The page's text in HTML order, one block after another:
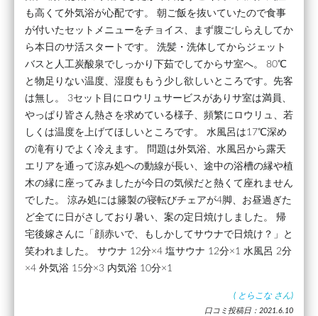
も高くて外気浴が心配です。 朝ご飯を抜いていたので食事
が付いたセットメニューをチョイス、まず腹ごしらえしてか
ら本日のサ活スタートです。 洗髪・洗体してからジェット
バスと人工炭酸泉でしっかり下茹でしてからサ室へ。 80℃
と物足りない温度、湿度ももう少し欲しいところです。先客
は無し。 3セット目にロウリュサービスがありサ室は満員、
やっぱり皆さん熱さを求めている様子、頻繁にロウリュ、若
しくは温度を上げてほしいところです。 水風呂は17℃深め
の滝有りでよく冷えます。 問題は外気浴、水風呂から露天
エリアを通って涼み処への動線が長い、途中の浴槽の縁や植
木の縁に座ってみましたが今日の気候だと熱くて座れません
でした。 涼み処には籐製の寝転びチェアが4脚、お昼過ぎた
ど全てに日がさしており暑い、案の定日焼けしました。 帰
宅後嫁さんに「顔赤いで、もしかしてサウナで日焼け？」と
笑われました。 サウナ 12分×4 塩サウナ 12分×1 水風呂 2分
×4 外気浴 15分×3 内気浴 10分×1
( とらこな さん)
口コミ投稿日：2021.6.10